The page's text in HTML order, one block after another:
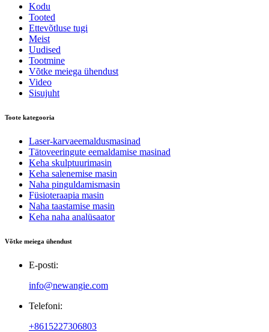
Kodu
Tooted
Ettevõtluse tugi
Meist
Uudised
Tootmine
Võtke meiega ühendust
Video
Sisujuht
Toote kategooria
Laser-karvaeemaldusmasinad
Tätoveeringute eemaldamise masinad
Keha skulptuurimasin
Keha salenemise masin
Naha pinguldamismasin
Füsioteraapia masin
Naha taastamise masin
Keha naha analüsaator
Võtke meiega ühendust
E-posti:
info@newangie.com
Telefoni:
+8615227306803